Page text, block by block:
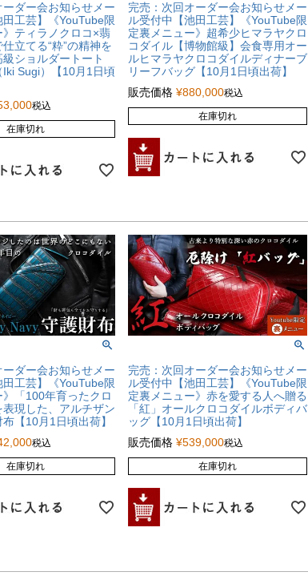
ダー会お知らせメー
田工芸】《YouTube限
》ティラノクロコ×翡
立てる“粋”の精神を
ショルダートート
Iki Sugi）【10月1日頃
税込
在庫切れ
完売：次回オーダー会お知らせメー
ル受付中【池田工芸】《YouTube限
定裏メニュー》超希少ヒマラヤクロ
コダイル【博物館級】会食専用オー
ルヒマラヤクロコダイルディナーブ
リーフバッグ【10月1日頃出荷】
販売価格 ¥880,000税込
在庫切れ
ダー会お知らせメー
田工芸】《YouTube限
「100年育ったクロ
表現した、アルチザン
【10月1日頃出荷】
税込
在庫切れ
完売：次回オーダー会お知らせメー
ル受付中【池田工芸】《YouTube限
定裏メニュー》赤を愛する人へ贈る
「紅」オールクロコダイルボディバ
ッグ【10月1日頃出荷】
販売価格 ¥539,000税込
在庫切れ